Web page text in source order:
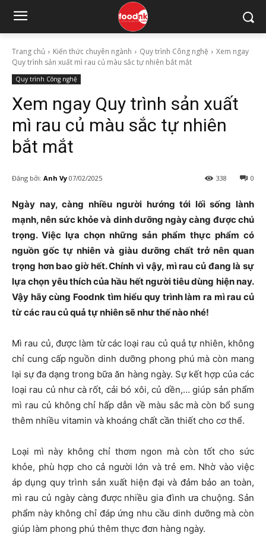
Trang chủ Kiến thức chuyên ngành Quy trình Công nghệ
Xem ngay
Quy trình sản xuất mì rau củ màu sắc tự nhiên bắt mắt
Quy trình Công nghệ
Xem ngay Quy trình sản xuất
mì rau củ màu sắc tự nhiên
bắt mắt
Đăng bởi: Anh Vy 07/02/2025 0
338
Ngày nay, càng nhiều người hướng tới lối sống lành
mạnh, nên sức khỏe và dinh dưỡng ngày càng được chú
trọng. Việc lựa chọn những sản phẩm thực phẩm có
nguồn gốc tự nhiên và giàu dưỡng chất trở nên quan
trọng hơn bao giờ hết. Chính vì vậy, mì rau củ đang là sự
lựa chọn yêu thích của hầu hết người tiêu dùng hiện nay.
Vậy hãy cùng Foodnk tìm hiểu quy trình làm ra mì rau củ
từ các rau củ quả tự nhiên sẽ như thế nào nhé!
Mì rau củ, được làm từ các loại rau củ quả tự nhiên, không
chỉ cung cấp nguồn dinh dưỡng phong phú mà còn mang
lại sự đa dạng trong bữa ăn hàng ngày. Sự kết hợp của các
loại rau củ như cà rốt, cải bó xôi, củ dền,… giúp sản phẩm
mì rau củ không chỉ hấp dẫn về màu sắc mà còn bổ sung
thêm nhiều vitamin và khoáng chất cần thiết cho cơ thể.
Loại mì này không chỉ thơm ngon mà còn tốt cho sức
khỏe, phù hợp cho cả người lớn và trẻ em. Nhờ vào việc
áp dụng quy trình sản xuất hiện đại và đảm bảo an toàn,
mì rau củ ngày càng được nhiều gia đình ưa chuộng. Sản
phẩm này không chỉ đáp ứng nhu cầu dinh dưỡng mà còn
giúp làm phong phú thêm thực đơn hàng ngày.